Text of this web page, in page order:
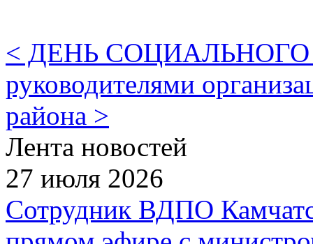
< ДЕНЬ
руководителями
района >
Лента новостей
27 июля 2026
Сотрудник ВДПО